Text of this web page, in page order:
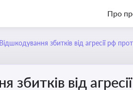
Про
Відшкодування збитків від агресії рф
збитків від